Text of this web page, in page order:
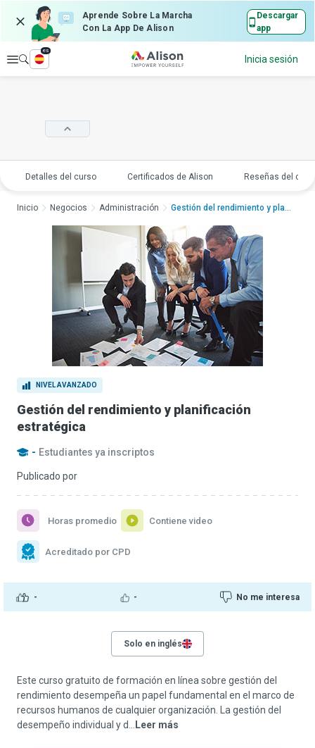
Aprende Sobre La Marcha
Con La App De Alison
Descargar
app
Explorar
es
Inicia sesión
Detalles del curso Certificados de Alison Reseñas del
NIVEL AVANZADO
Gestión del rendimiento y planificación
estratégica
- Estudiantes ya inscriptos
Publicado por
- - No me interesa
Horas promedio Contiene video
Acreditado por CPD
Inicio Negocios Administración Gestión del rendimiento y plani...
Solo en inglés
Este curso gratuito de formación en línea sobre gestión del
rendimiento desempeña un papel fundamental en el marco de
recursos humanos de cualquier organización. La gestión del
desempeño individual y d...
Leer más